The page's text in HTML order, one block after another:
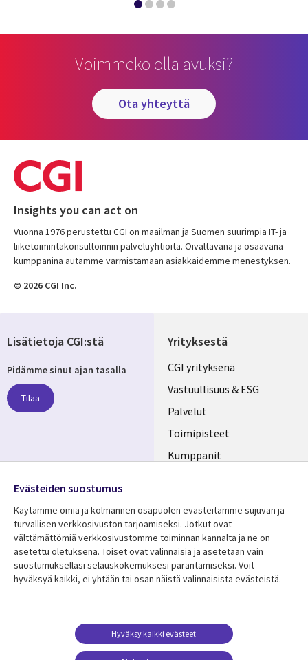
Voimmeko olla avuksi?
ota yhteyttä
Insights you can act on
Vuonna 1976 perustettu CGI on maailman ja Suomen suurimpia IT- ja
liiketoimintakonsultoinnin palveluyhtiöitä. Oivaltavana ja osaavana
kumppanina autamme varmistamaan asiakkaidemme menestyksen.
© 2026 CGI Inc.
Yrityksestä
Useful
links
FINLAND
CGI yrityksenä
Vastuullisuus & ESG
Palvelut
Toimipisteet
Kumppanit
Resurssikeskus
Library
FINLAND
Asiakastarinat
Lisätietoa
Legal
Tietosuoja
Käyttöehdot
Yhteystiedot
Lisätietoja CGI:stä
Pidämme sinut ajan tasalla
Tilaa
Media
FINLAND
Evästeiden suostumus
Käytämme omia ja kolmannen osapuolen evästeitämme sujuvan ja
turvallisen verkkosivuston tarjoamiseksi. Jotkut ovat
välttämättömiä verkkosivustomme toiminnan kannalta ja ne on
asetettu oletuksena. Toiset ovat valinnaisia ​​ja asetetaan vain
suostumuksellasi selauskokemuksesi parantamiseksi. Voit
hyväksyä kaikki, ei yhtään tai osan näistä valinnaisista evästeistä.
Hyväksy kaikki evästeet